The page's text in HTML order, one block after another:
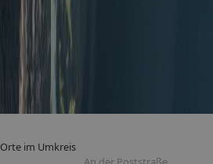
Orte im Umkreis